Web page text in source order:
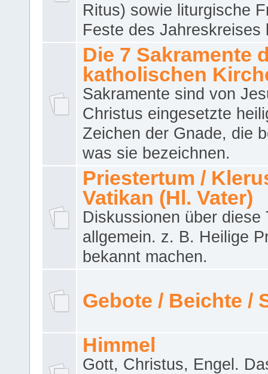
Ritus) sowie liturgische
Feste des Jahreskreises
Die 7 Sakramente
katholischen
Sakramente sind von
Christus eingesetzte
Zeichen der Gnade, die
was sie bezeichnen.
Priestertum /
Vatikan (Hl. Vater)
Diskussionen über diese
allgemein. z. B. Heilige
bekannt machen.
Gebote / Beichte /
Himmel
Gott, Christus, Engel.